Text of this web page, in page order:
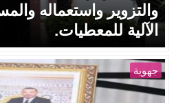
والتزوير واستعماله
الآلية للمعطيات.
جهوية